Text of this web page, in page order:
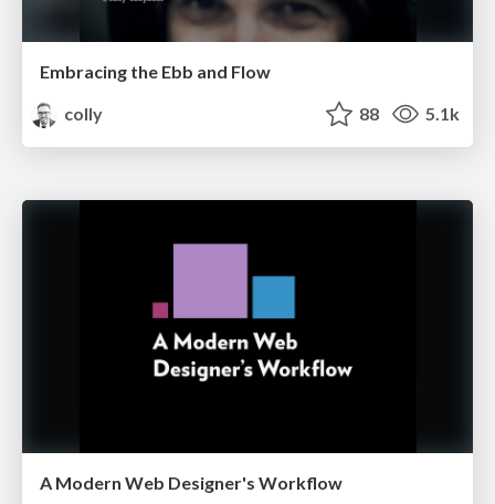
Embracing the Ebb and Flow
colly
88 5.1k
A Modern Web Designer's Workflow